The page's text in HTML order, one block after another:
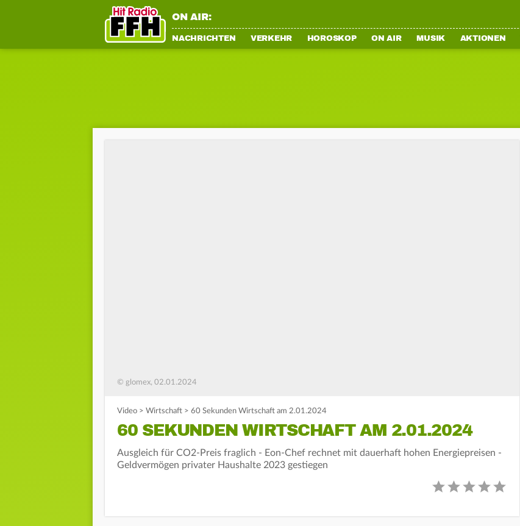
ON AIR:
NACHRICHTEN VERKEHR HOROSKOP ON AIR MUSIK AKTIONEN
© glomex, 02.01.2024
Video > Wirtschaft > 60 Sekunden Wirtschaft am 2.01.2024
60 SEKUNDEN WIRTSCHAFT AM 2.01.2024
Ausgleich für CO2-Preis fraglich - Eon-Chef rechnet mit dauerhaft hohen Energiepreisen -
Geldvermögen privater Haushalte 2023 gestiegen